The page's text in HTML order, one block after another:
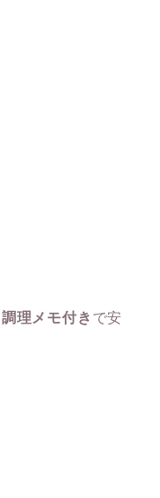
調理メモ付き で安